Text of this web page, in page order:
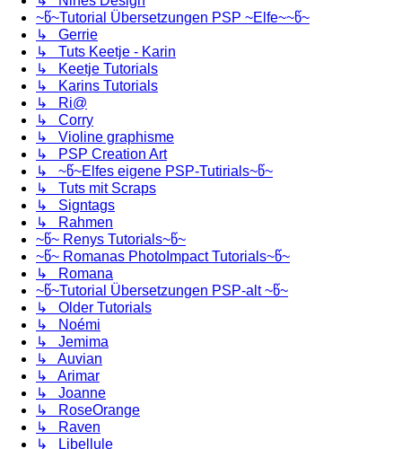
~წ~Tutorial Übersetzungen PSP ~Elfe~~წ~
↳ Gerrie
↳ Tuts Keetje - Karin
↳ Keetje Tutorials
↳ Karins Tutorials
↳ Ri@
↳ Corry
↳ Violine graphisme
↳ PSP Creation Art
↳ ~წ~Elfes eigene PSP-Tutirials~წ~
↳ Tuts mit Scraps
↳ Signtags
↳ Rahmen
~წ~ Renys Tutorials~წ~
~წ~ Romanas PhotoImpact Tutorials~წ~
↳ Romana
~წ~Tutorial Übersetzungen PSP-alt ~წ~
↳ Older Tutorials
↳ Noémi
↳ Jemima
↳ Auvian
↳ Arimar
↳ Joanne
↳ RoseOrange
↳ Raven
↳ Libellule